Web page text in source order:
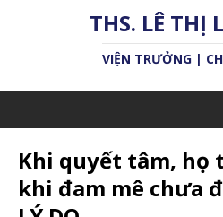
THS. LÊ THỊ
VIỆN TRƯỞNG |
Khi quyết tâm, họ
khi đam mê chưa